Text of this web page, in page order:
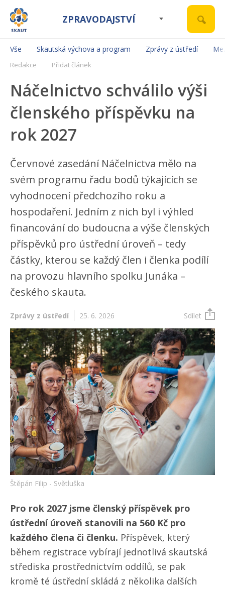
ZPRAVODAJSTVÍ
Vše Skautská výchova a program Zprávy z ústředí
Redakce Přidat článek
Náčelnictvo schválilo výši
členského příspěvku na
rok 2027
Červnové zasedání Náčelnictva mělo na
svém programu řadu bodů týkajících se
vyhodnocení předchozího roku a
hospodaření. Jedním z nich byl i výhled
financování do budoucna a výše členských
příspěvků pro ústřední úroveň – tedy
částky, kterou se každý člen i členka podílí
na provozu hlavního spolku Junáka –
českého skauta.
Zprávy z ústředí 25. 6. 2026 Sdílet
Štěpán Filip - Světluška
Pro rok 2027 jsme členský příspěvek pro
ústřední úroveň stanovili na 560 Kč pro
každého člena či členku. Příspěvek, který
během registrace vybírají jednotlivá skautská
střediska prostřednictvím oddílů, se pak
kromě té ústřední skládá z několika dalších